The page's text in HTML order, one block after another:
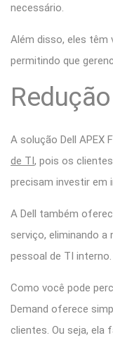
necessário.
Além disso, eles têm
permitindo que
A solução Dell APEX
de TI, pois os
precisam investir em
A Dell também
serviço, eliminando
pessoal de TI interno.
Como você pode
Demand oferece
clientes. Ou seja, ela